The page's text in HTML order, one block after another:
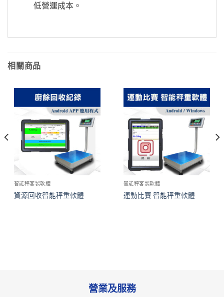
低營運成本。
相關商品
智能秤客製軟體
資源回收智能秤重軟體
智能秤客製軟體
運動比賽 智能秤重軟體
營業及服務